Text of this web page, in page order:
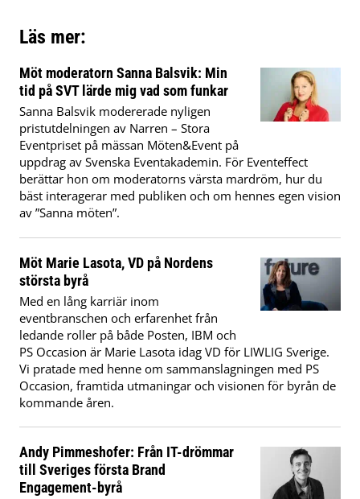
Läs mer:
Möt moderatorn Sanna Balsvik: Min
tid på SVT lärde mig vad som funkar
Sanna Balsvik modererade nyligen
pristutdelningen av Narren – Stora
Eventpriset på mässan Möten&Event på
uppdrag av Svenska Eventakademin. För Eventeffect
berättar hon om moderatorns värsta mardröm, hur du
bäst interagerar med publiken och om hennes egen vision
av ”Sanna möten”.
Möt Marie Lasota, VD på Nordens
största byrå
Med en lång karriär inom
eventbranschen och erfarenhet från
ledande roller på både Posten, IBM och
PS Occasion är Marie Lasota idag VD för LIWLIG Sverige.
Vi pratade med henne om sammanslagningen med PS
Occasion, framtida utmaningar och visionen för byrån de
kommande åren.
Andy Pimmeshofer: Från IT-drömmar
till Sveriges första Brand
Engagement-byrå